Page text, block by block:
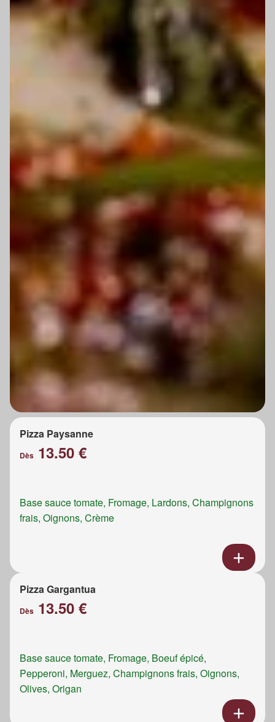
Pizza Paysanne
Dès 13.50 €
Base sauce tomate, Fromage, Lardons, Champignons
frais, Oignons, Crème
Pizza Gargantua
Dès 13.50 €
Base sauce tomate, Fromage, Boeuf épicé,
Pepperoni, Merguez, Champignons frais, Oignons,
Olives, Origan